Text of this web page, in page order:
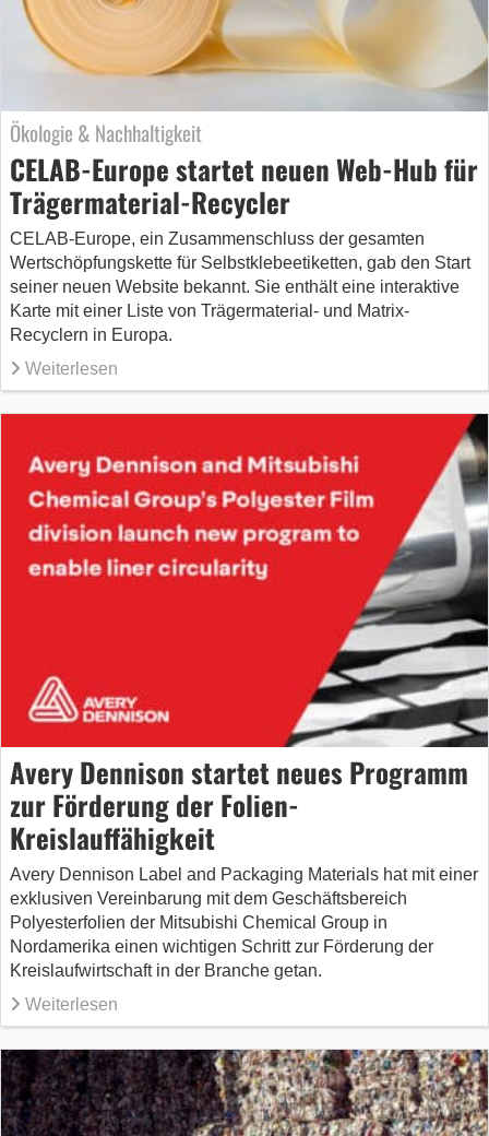
Ökologie & Nachhaltigkeit
CELAB-Europe startet neuen Web-Hub für
Trägermaterial-Recycler
CELAB-Europe, ein Zusammenschluss der gesamten
Wertschöpfungskette für Selbstklebeetiketten, gab den Start
seiner neuen Website bekannt. Sie enthält eine interaktive
Karte mit einer Liste von Trägermaterial- und Matrix-
Recyclern in Europa.
Weiterlesen
Avery Dennison startet neues Programm
zur Förderung der Folien-
Kreislauffähigkeit
Avery Dennison Label and Packaging Materials hat mit einer
exklusiven Vereinbarung mit dem Geschäftsbereich
Polyesterfolien der Mitsubishi Chemical Group in
Nordamerika einen wichtigen Schritt zur Förderung der
Kreislaufwirtschaft in der Branche getan.
Weiterlesen